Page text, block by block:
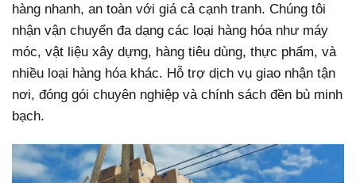
hàng nhanh, an toàn với giá cả cạnh tranh. Chúng tôi
nhận vận chuyển đa dạng các loại hàng hóa như máy
móc, vật liệu xây dựng, hàng tiêu dùng, thực phẩm, và
nhiều loại hàng hóa khác. Hỗ trợ dịch vụ giao nhận tận
nơi, đóng gói chuyên nghiệp và chính sách đền bù minh
bạch.